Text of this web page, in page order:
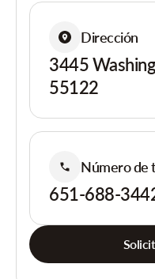
Dirección
3445
55122
Número de
651-688-